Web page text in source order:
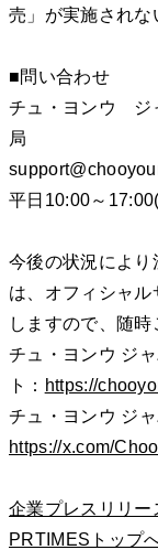
売」が実施されな
■問い合わせ
チュ・ヨンウ ジ
局
平日10:00～
今後の状況により
は、オフィシャ
しますので、随時
チュ・ヨンウ ジ
ト： https://
チュ・ヨンウ ジ
https://x.com/
企業プレスリリー
PRTIMESトップ